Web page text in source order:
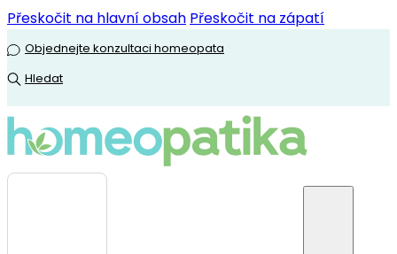
Přeskočit na hlavní obsah Přeskočit na zápatí
Objednejte konzultaci homeopata
Hledat